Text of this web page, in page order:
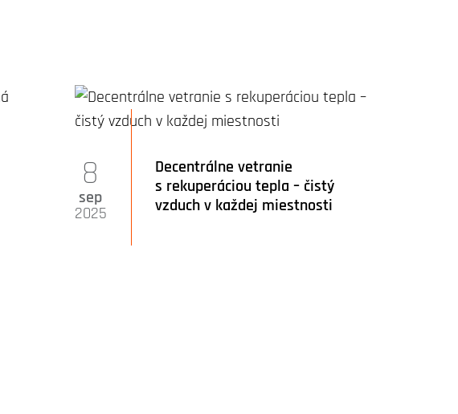
Decentrálne vetranie
s rekuperáciou tepla – čistý
vzduch v každej miestnosti
8
sep
2025